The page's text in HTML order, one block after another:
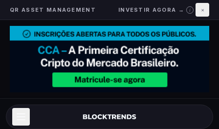
QR ASSET MANAGEMENT INVESTIR AGORA → i ×